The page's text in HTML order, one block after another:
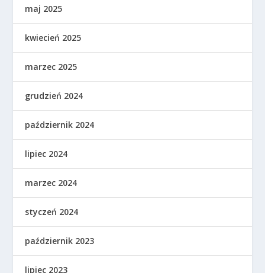
maj 2025
kwiecień 2025
marzec 2025
grudzień 2024
październik 2024
lipiec 2024
marzec 2024
styczeń 2024
październik 2023
lipiec 2023